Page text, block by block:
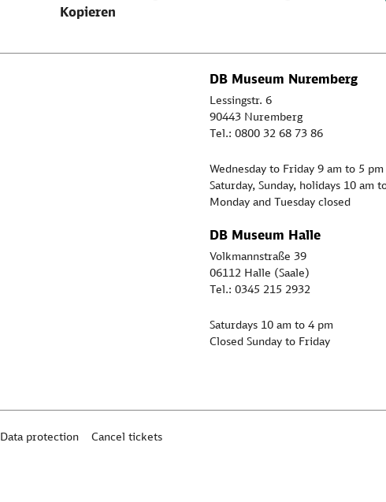
Kopieren
DB Museum Nuremberg
Lessingstr. 6
90443 Nuremberg
Tel.: 0800 32 68 73 86
Wednesday to Friday 9 am to 5 pm
Saturday, Sunday, holidays 10 am
Monday and Tuesday closed
DB Museum Halle
Volkmannstraße 39
06112 Halle (Saale)
Tel.: 0345 215 2932
Saturdays 10 am to 4 pm
Closed Sunday to Friday
Data protection Cancel tickets